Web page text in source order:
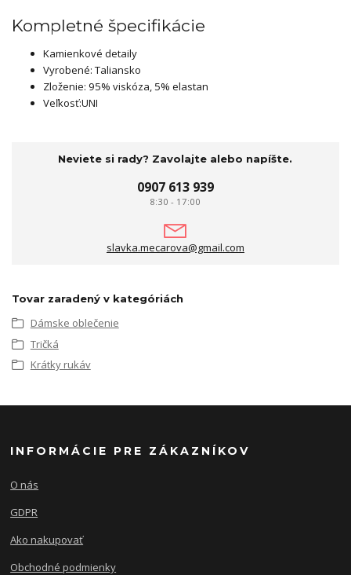
Kompletné špecifikácie
Kamienkové detaily
Vyrobené: Taliansko
Zloženie: 95% viskóza, 5% elastan
Veľkosť:UNI
Neviete si rady? Zavolajte alebo napíšte.
0907 613 939
8:30 - 17:00
slavka.mecarova@gmail.com
Tovar zaradený v kategóriách
Dámske oblečenie
Tričká
Krátky rukáv
INFORMÁCIE PRE ZÁKAZNÍKOV
O nás
GDPR
Ako nakupovať
Obchodné podmienky